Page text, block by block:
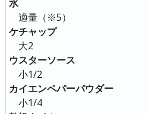
水
適量（※5）
ケチャップ
大2
ウスターソース
小1/2
カイエンペパーパウダー
小1/4